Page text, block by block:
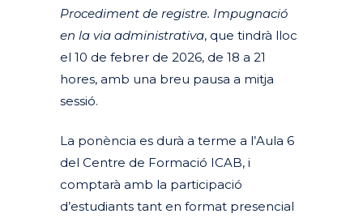
Procediment de registre. Impugnació
en la via administrativa, que tindrà lloc
el 10 de febrer de 2026, de 18 a 21
hores, amb una breu pausa a mitja
sessió.
La ponència es durà a terme a l’Aula 6
del Centre de Formació ICAB, i
comptarà amb la participació
d’estudiants tant en format presencial